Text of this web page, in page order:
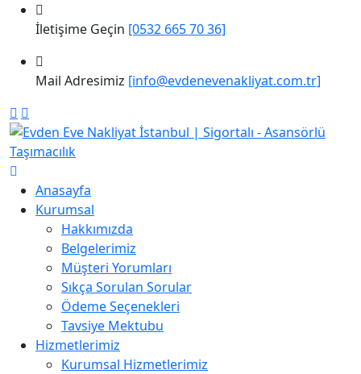
İletişime Geçin [0532 665 70 36]
Mail Adresimiz [info@evdenevenakliyat.com.tr]
Anasayfa
Kurumsal
Hakkımızda
Belgelerimiz
Müşteri Yorumları
Sıkça Sorulan Sorular
Ödeme Seçenekleri
Tavsiye Mektubu
Hizmetlerimiz
Kurumsal Hizmetlerimiz